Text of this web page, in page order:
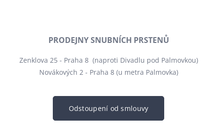
PRODEJNY SNUBNÍCH PRSTENŮ
Zenklova 25 - Praha 8 (naproti Divadlu pod Palmovkou)
Novákových 2 - Praha 8 (u metra Palmovka)
Odstoupení od smlouvy